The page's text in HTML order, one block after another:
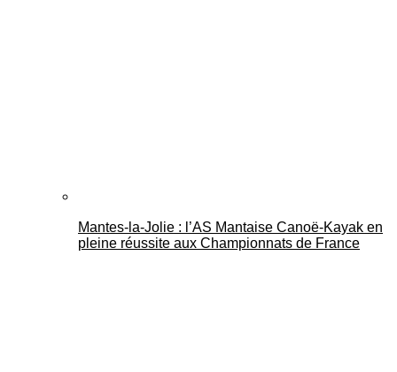
Mantes-la-Jolie : l’AS Mantaise Canoë‑Kayak en
pleine réussite aux Championnats de France